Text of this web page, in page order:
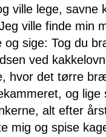
ville lege, savne
ville finde min
og sige: Tog du
ved
hvor det tørre
og lige
alt efter
mig og spise